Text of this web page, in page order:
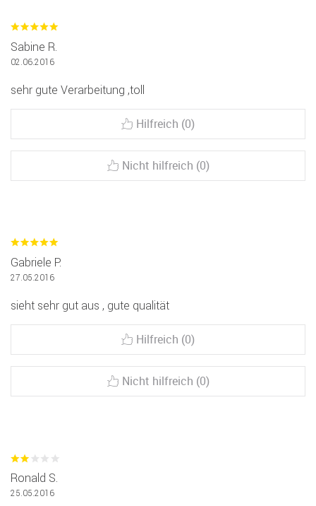
Sabine R.
02.06.2016
sehr gute Verarbeitung ,toll
Hilfreich (0)
Nicht hilfreich (0)
Gabriele P.
27.05.2016
sieht sehr gut aus , gute qualität
Hilfreich (0)
Nicht hilfreich (0)
Ronald S.
25.05.2016